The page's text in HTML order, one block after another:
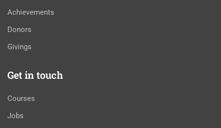
Achievements
Donors
Givings
Get in touch
Courses
Jobs